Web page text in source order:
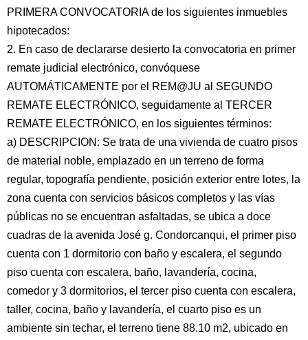
PRIMERA CONVOCATORIA de los siguientes inmuebles
hipotecados:
2. En caso de declararse desierto la convocatoria en primer
remate judicial electrónico, convóquese
AUTOMÁTICAMENTE por el REM@JU al SEGUNDO
REMATE ELECTRÓNICO, seguidamente al TERCER
REMATE ELECTRÓNICO, en los siguientes términos:
a) DESCRIPCION: Se trata de una vivienda de cuatro pisos
de material noble, emplazado en un terreno de forma
regular, topografía pendiente, posición exterior entre lotes, la
zona cuenta con servicios básicos completos y las vías
públicas no se encuentran asfaltadas, se ubica a doce
cuadras de la avenida José g. Condorcanqui, el primer piso
cuenta con 1 dormitorio con baño y escalera, el segundo
piso cuenta con escalera, baño, lavandería, cocina,
comedor y 3 dormitorios, el tercer piso cuenta con escalera,
taller, cocina, baño y lavandería, el cuarto piso es un
ambiente sin techar, el terreno tiene 88.10 m2, ubicado en